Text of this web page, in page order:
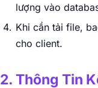
lượng vào
Khi cần tải file,
cho client.
2. Thông Tin